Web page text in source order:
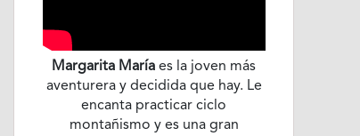
Margarita María es la joven más
aventurera y decidida que hay. Le
encanta practicar ciclo
montañismo y es una gran